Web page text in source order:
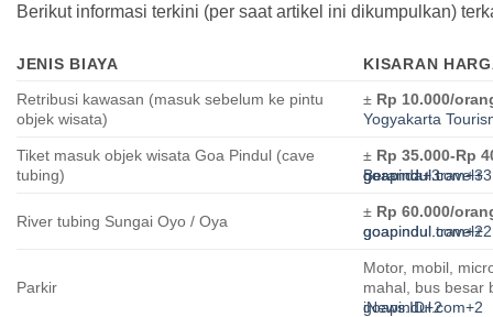
Berikut informasi terkini (per saat artikel ini dikumpulkan)
JENIS BIAYA
KISARAN
Retribusi kawasan (masuk sebelum ke pintu
objek wisata)
± Rp 10.000/
Yogyakarta
Tiket masuk objek wisata Goa Pindul (cave
tubing)
± Rp 35.000-Rp
Beranda+3
goapindul.com+3
goapindul.travel+3
River tubing Sungai Oyo / Oya
± Rp 60.000/
goapindul.com+2
goapindul.travel+2
Parkir
Motor, mobil,
mahal, bus besar
iNews.ID+2
goapindul.com+2